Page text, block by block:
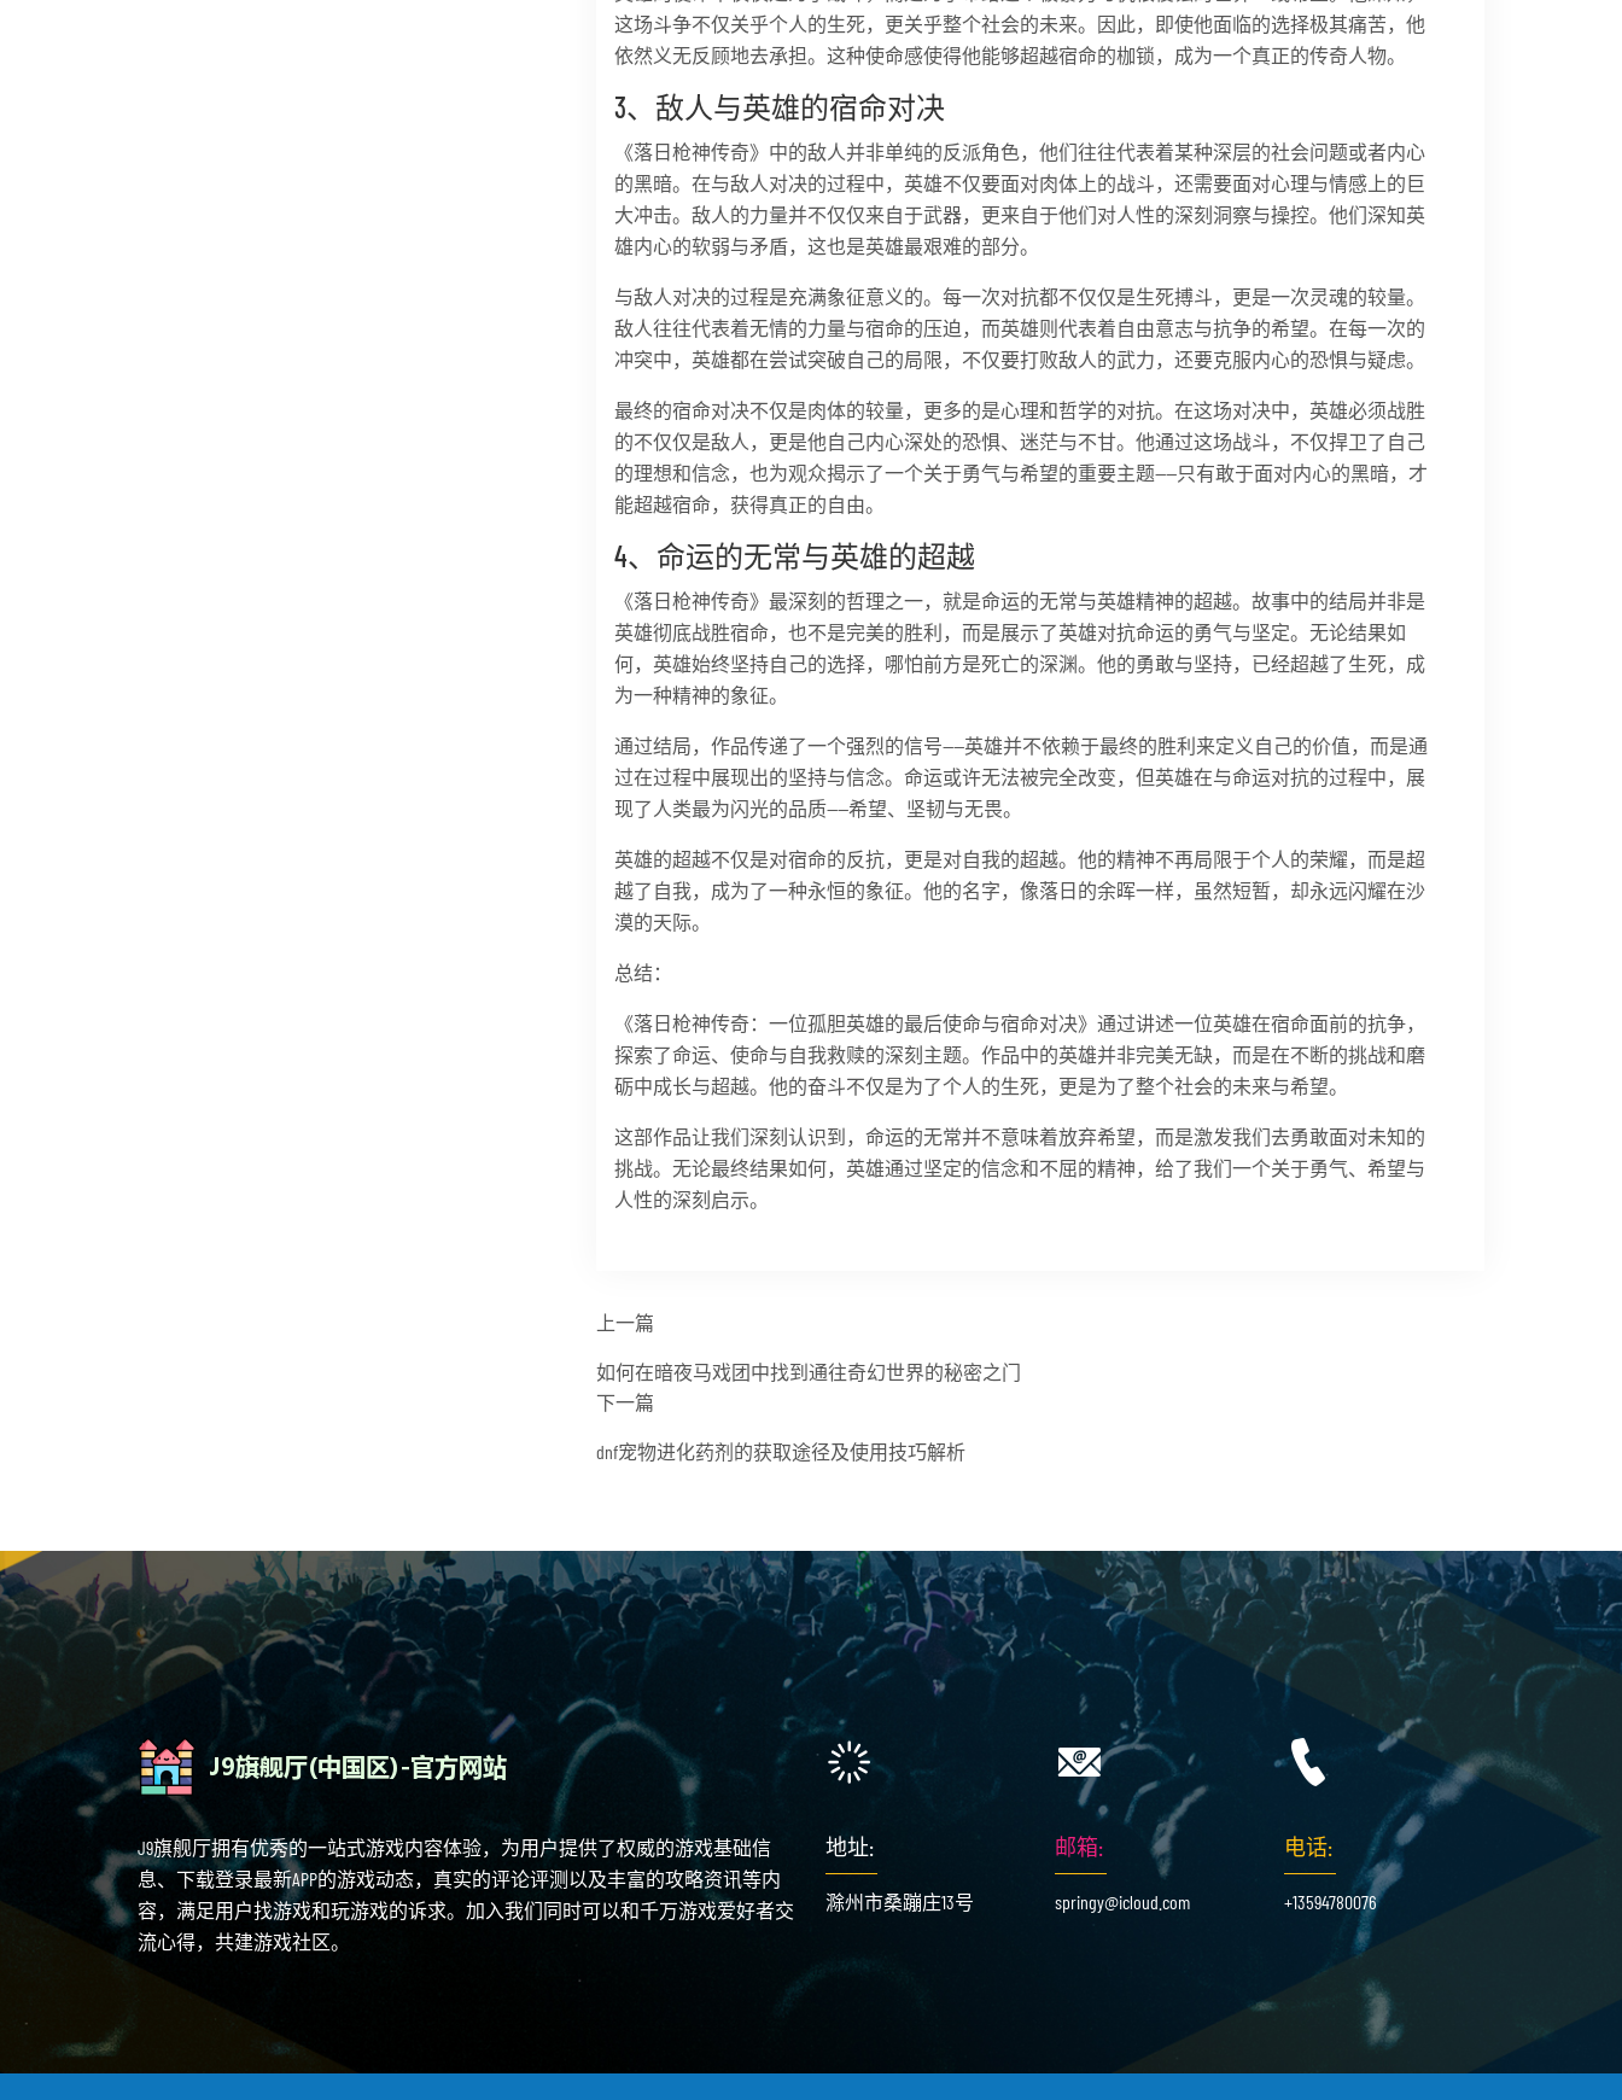
这场斗争不仅关乎个人的生死，更关乎整个社会的未来。因此，即使他面临的选择极其痛苦，他
依然义无反顾地去承担。这种使命感使得他能够超越宿命的枷锁，成为一个真正的传奇人物。
3、敌人与英雄的宿命对决
《落日枪神传奇》中的敌人并非单纯的反派角色，他们往往代表着某种深层的社会问题或者内心
的黑暗。在与敌人对决的过程中，英雄不仅要面对肉体上的战斗，还需要面对心理与情感上的巨
大冲击。敌人的力量并不仅仅来自于武器，更来自于他们对人性的深刻洞察与操控。他们深知英
雄内心的软弱与矛盾，这也是英雄最艰难的部分。
与敌人对决的过程是充满象征意义的。每一次对抗都不仅仅是生死搏斗，更是一次灵魂的较量。
敌人往往代表着无情的力量与宿命的压迫，而英雄则代表着自由意志与抗争的希望。在每一次的
冲突中，英雄都在尝试突破自己的局限，不仅要打败敌人的武力，还要克服内心的恐惧与疑虑。
最终的宿命对决不仅是肉体的较量，更多的是心理和哲学的对抗。在这场对决中，英雄必须战胜
的不仅仅是敌人，更是他自己内心深处的恐惧、迷茫与不甘。他通过这场战斗，不仅捍卫了自己
的理想和信念，也为观众揭示了一个关于勇气与希望的重要主题——只有敢于面对内心的黑暗，才
能超越宿命，获得真正的自由。
4、命运的无常与英雄的超越
《落日枪神传奇》最深刻的哲理之一，就是命运的无常与英雄精神的超越。故事中的结局并非是
英雄彻底战胜宿命，也不是完美的胜利，而是展示了英雄对抗命运的勇气与坚定。无论结果如
何，英雄始终坚持自己的选择，哪怕前方是死亡的深渊。他的勇敢与坚持，已经超越了生死，成
为一种精神的象征。
通过结局，作品传递了一个强烈的信号——英雄并不依赖于最终的胜利来定义自己的价值，而是通
过在过程中展现出的坚持与信念。命运或许无法被完全改变，但英雄在与命运对抗的过程中，展
现了人类最为闪光的品质——希望、坚韧与无畏。
英雄的超越不仅是对宿命的反抗，更是对自我的超越。他的精神不再局限于个人的荣耀，而是超
越了自我，成为了一种永恒的象征。他的名字，像落日的余晖一样，虽然短暂，却永远闪耀在沙
漠的天际。
总结：
《落日枪神传奇：一位孤胆英雄的最后使命与宿命对决》通过讲述一位英雄在宿命面前的抗争，
探索了命运、使命与自我救赎的深刻主题。作品中的英雄并非完美无缺，而是在不断的挑战和磨
砺中成长与超越。他的奋斗不仅是为了个人的生死，更是为了整个社会的未来与希望。
这部作品让我们深刻认识到，命运的无常并不意味着放弃希望，而是激发我们去勇敢面对未知的
挑战。无论最终结果如何，英雄通过坚定的信念和不屈的精神，给了我们一个关于勇气、希望与
人性的深刻启示。
上一篇
如何在暗夜马戏团中找到通往奇幻世界的秘密之门
下一篇
dnf宠物进化药剂的获取途径及使用技巧解析
J9旗舰厅拥有优秀的一站式游戏内容体验，为用户提供了权威的游戏基础信
息、下载登录最新APP的游戏动态，真实的评论评测以及丰富的攻略资讯等内
容，满足用户找游戏和玩游戏的诉求。加入我们同时可以和千万游戏爱好者交
流心得，共建游戏社区。
地址:
滁州市桑蹦庄13号
邮箱:
springy@icloud.com
电话:
+13594780076